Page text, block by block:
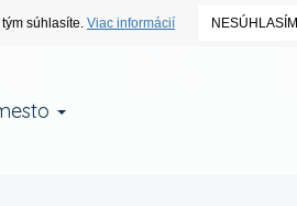
súhlasíte. Viac informácií NESÚHLASÍM